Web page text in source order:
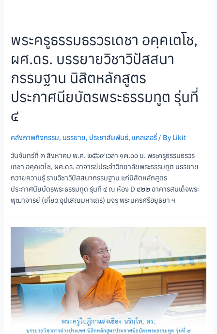
พระครูธรรมธรวรเดชา อคฺคเตโช,
ผศ.ดร. บรรยายวิชาวิปัสสนา
กรรมฐาน นิสิตหลักสูตร
ประกาศนียบัตรพระธรรมทูต รุ่นที่
๔
คลังภาพกิจกรรม, บรรยาย, ประชาสัมพันธ์, แกลเลอรี่ / By Likit
วันจันทร์ที่ ๓ สิงหาคม พ.ศ. ๒๕๖๙ เวลา ๑๓.๐๐ น. พระครูธรรมธรวร
เดชา อคฺคเตโช, ผศ.ดร. อาจารย์ประจำวิทยาลัยพระธรรมทูต บรรยาย
ถวายความรู้ รายวิชาวิปัสสนากรรมฐาน แก่นิสิตหลักสูตร
ประกาศนียบัตรพระธรรมทูต รุ่นที่ ๔ ณ ห้อง D ๔๒๒ อาคารสมเด็จพระ
พุฒาจารย์ (เกี่ยว อุปเสณมหาเถร) มจร พระนครศรีอยุธยา ฯ